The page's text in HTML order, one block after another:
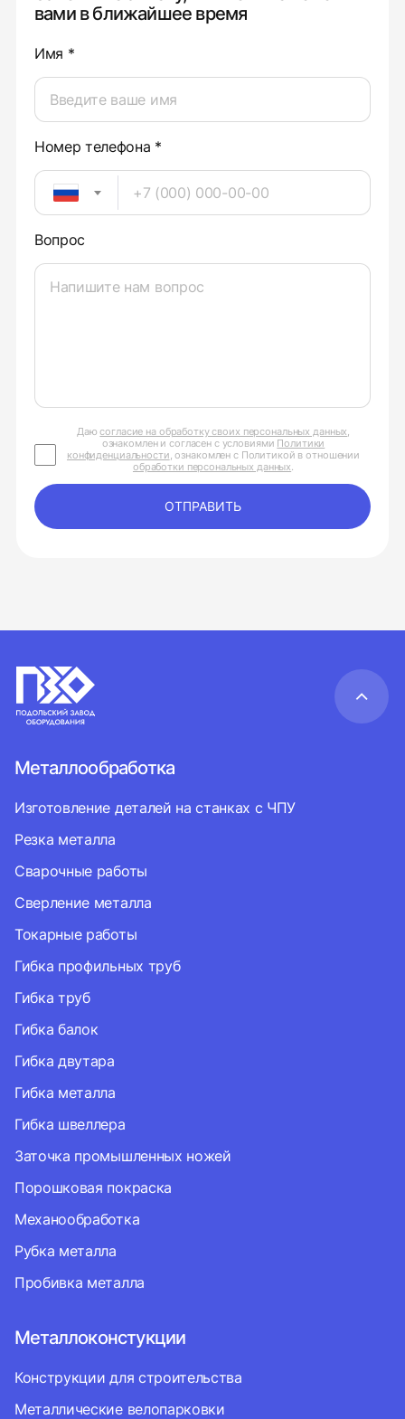
вами в ближайшее время
Имя *
Номер телефона *
Вопрос
Даюсогласие на обработку своих персональных данных,
ознакомлен и согласен с условиями Политики
конфиденциальности, ознакомлен с Политикой в отношении
обработки персональных данных.
ОТПРАВИТЬ
Металлообработка
Изготовление деталей на станках с ЧПУ
Резка металла
Сварочные работы
Сверление металла
Токарные работы
Гибка профильных труб
Гибка труб
Гибка балок
Гибка двутара
Гибка металла
Гибка швеллера
Заточка промышленных ножей
Порошковая покраска
Механообработка
Рубка металла
Пробивка металла
Металлоконстукции
Конструкции для строительства
Металлические велопарковки